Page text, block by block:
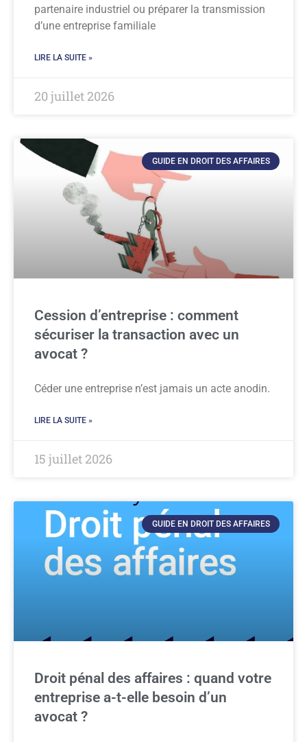
partenaire industriel ou préparer la transmission
d’une entreprise familiale
LIRE LA SUITE »
20 juillet 2026
GUIDE EN DROIT DES AFFAIRES
Cession d’entreprise : comment
sécuriser la transaction avec un
avocat ?
Céder une entreprise n’est jamais un acte anodin.
LIRE LA SUITE »
15 juillet 2026
GUIDE EN DROIT DES AFFAIRES
Droit pénal des affaires : quand votre
entreprise a-t-elle besoin d’un
avocat ?